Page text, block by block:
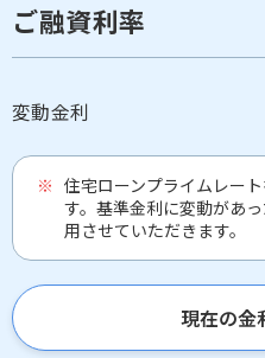
ご融資利率
変動金利
住宅ローンプライムレー
す。基準金利に変動があ
用させていただきます。
現在の金